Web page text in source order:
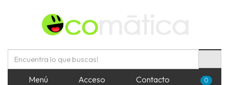
Menú Acceso Contacto 0